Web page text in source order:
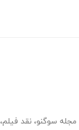
مجله سوگنو، نقد فیلم،